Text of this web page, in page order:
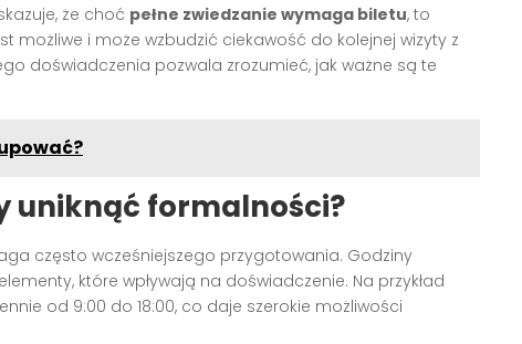
że choć pełne zwiedzanie wymaga biletu, to
możliwe i może wzbudzić ciekawość do kolejnej wizyty z
doświadczenia pozwala zrozumieć, jak ważne są te
uniknąć formalności?
często wcześniejszego przygotowania. Godziny
które wpływają na doświadczenie. Na przykład
od 9:00 do 18:00, co daje szerokie możliwości